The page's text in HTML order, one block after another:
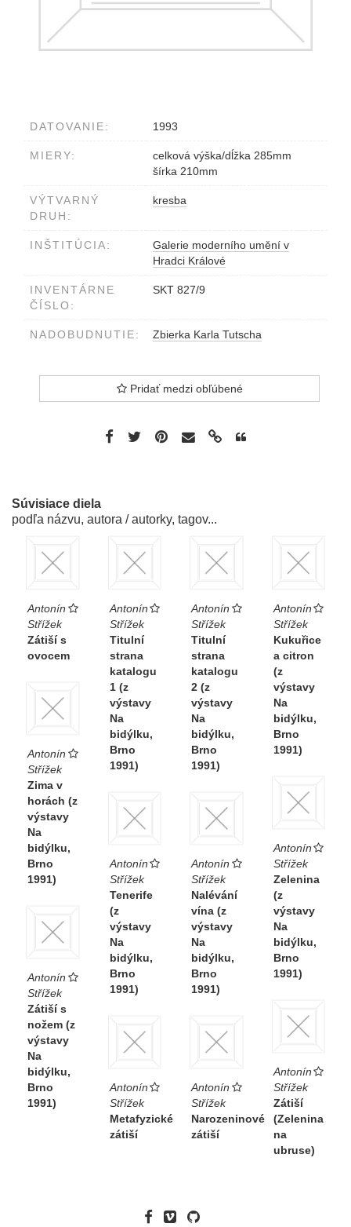
DATOVANIE: 1993
MIERY:
celková výška/dĺžka 285mm
šírka 210mm
VÝTVARNÝ
DRUH:
kresba
INŠTITÚCIA:
Galerie moderního umění v
Hradci Králové
INVENTÁRNE
ČÍSLO:
SKT 827/9
NADOBUDNUTIE: Zbierka Karla Tutscha
Pridať medzi obľúbené
Súvisiace diela
podľa názvu, autora / autorky, tagov...
Antonín
Střížek
Zátiší s
ovocem
Antonín
Střížek
Titulní
strana
katalogu
1 (z
výstavy
Na
bidýlku,
Brno
1991)
Antonín
Střížek
Titulní
strana
katalogu
2 (z
výstavy
Na
bidýlku,
Brno
1991)
Antonín
Střížek
Kukuřice
a citron
(z
výstavy
Na
bidýlku,
Brno
1991)
Antonín
Střížek
Zima v
horách (z
výstavy
Na
bidýlku,
Brno
1991)
Antonín
Střížek
Zelenina
(z
výstavy
Na
bidýlku,
Brno
1991)
Antonín
Střížek
Tenerife
(z
výstavy
Na
bidýlku,
Brno
1991)
Antonín
Střížek
Nalévání
vína (z
výstavy
Na
bidýlku,
Brno
1991)
Antonín
Střížek
Zátiší s
nožem (z
výstavy
Na
bidýlku,
Brno
1991)
Antonín
Střížek
Zátiší
(Zelenina
na
ubruse)
Antonín
Střížek
Metafyzické
zátiší
Antonín
Střížek
Narozeninové
zátiší